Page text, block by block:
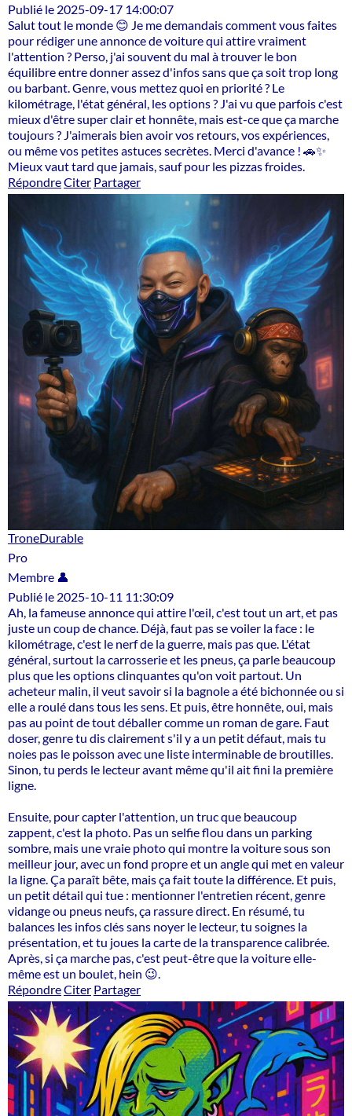
Publié le 2025-09-17 14:00:07
Salut tout le monde 😊 Je me demandais comment vous faites
pour rédiger une annonce de voiture qui attire vraiment
l'attention ? Perso, j'ai souvent du mal à trouver le bon
équilibre entre donner assez d'infos sans que ça soit trop long
ou barbant. Genre, vous mettez quoi en priorité ? Le
kilométrage, l'état général, les options ? J'ai vu que parfois c'est
mieux d'être super clair et honnête, mais est-ce que ça marche
toujours ? J'aimerais bien avoir vos retours, vos expériences,
ou même vos petites astuces secrètes. Merci d'avance ! 🚗✨
Mieux vaut tard que jamais, sauf pour les pizzas froides.
RépondreCiter Partager
TroneDurable
Pro
Membre 👤
Publié le 2025-10-11 11:30:09
Ah, la fameuse annonce qui attire l'œil, c'est tout un art, et pas
juste un coup de chance. Déjà, faut pas se voiler la face : le
kilométrage, c'est le nerf de la guerre, mais pas que. L'état
général, surtout la carrosserie et les pneus, ça parle beaucoup
plus que les options clinquantes qu'on voit partout. Un
acheteur malin, il veut savoir si la bagnole a été bichonnée ou si
elle a roulé dans tous les sens. Et puis, être honnête, oui, mais
pas au point de tout déballer comme un roman de gare. Faut
doser, genre tu dis clairement s'il y a un petit défaut, mais tu
noies pas le poisson avec une liste interminable de broutilles.
Sinon, tu perds le lecteur avant même qu'il ait fini la première
ligne.
Ensuite, pour capter l'attention, un truc que beaucoup
zappent, c'est la photo. Pas un selfie flou dans un parking
sombre, mais une vraie photo qui montre la voiture sous son
meilleur jour, avec un fond propre et un angle qui met en valeur
la ligne. Ça paraît bête, mais ça fait toute la différence. Et puis,
un petit détail qui tue : mentionner l'entretien récent, genre
vidange ou pneus neufs, ça rassure direct. En résumé, tu
balances les infos clés sans noyer le lecteur, tu soignes la
présentation, et tu joues la carte de la transparence calibrée.
Après, si ça marche pas, c'est peut-être que la voiture elle-
même est un boulet, hein 😉.
RépondreCiter Partager